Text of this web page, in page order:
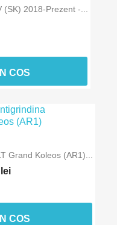
2018-Prezent -...
COS
Grand Koleos (AR1)...
COS